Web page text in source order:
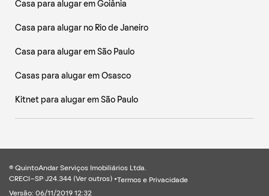
Casa para alugar em Goiânia
Casa para alugar no Rio de Janeiro
Casa para alugar em São Paulo
Casas para alugar em Osasco
Kitnet para alugar em São Paulo
® QuintoAndar Serviços Imobiliários Ltda.
CRECI-SP J24.344 (Ver outros) • Termos e Privacidade
Versão: 06/11/2019 12:32